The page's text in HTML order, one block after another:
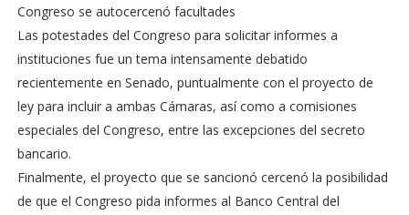
Congreso se autocercenó facultades
Las potestades del Congreso para solicitar informes a
instituciones fue un tema intensamente debatido
recientemente en Senado, puntualmente con el proyecto de
ley para incluir a ambas Cámaras, así como a comisiones
especiales del Congreso, entre las excepciones del secreto
bancario.
Finalmente, el proyecto que se sancionó cercenó la posibilidad
de que el Congreso pida informes al Banco Central del